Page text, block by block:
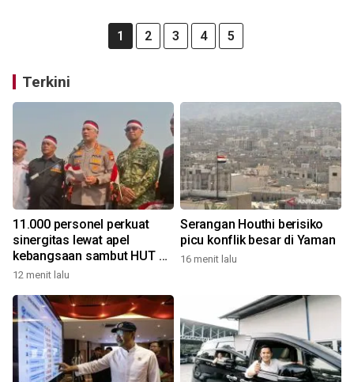
1 2 3 4 5
Terkini
11.000 personel perkuat
sinergitas lewat apel
kebangsaan sambut HUT RI
di kawasan Monas
12 menit lalu
Serangan Houthi berisiko
picu konflik besar di Yaman
16 menit lalu